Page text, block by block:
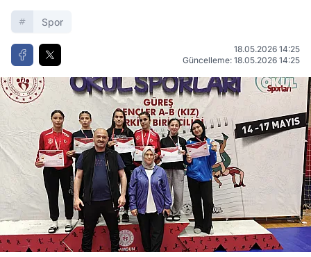
Spor
18.05.2026 14:25
Güncelleme: 18.05.2026 14:25